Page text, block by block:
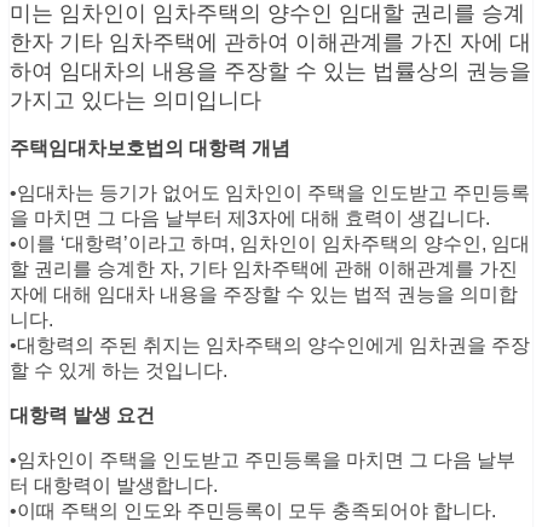
미는 임차인이 임차주택의 양수인 임대할 권리를 승계
한자 기타 임차주택에 관하여 이해관계를 가진 자에 대
하여 임대차의 내용을 주장할 수 있는 법률상의 권능을
가지고 있다는 의미입니다
주택임대차보호법의 대항력 개념
•임대차는 등기가 없어도 임차인이 주택을 인도받고 주민등록
을 마치면 그 다음 날부터 제3자에 대해 효력이 생깁니다.
•이를 ‘대항력’이라고 하며, 임차인이 임차주택의 양수인, 임대
할 권리를 승계한 자, 기타 임차주택에 관해 이해관계를 가진
자에 대해 임대차 내용을 주장할 수 있는 법적 권능을 의미합
니다.
•대항력의 주된 취지는 임차주택의 양수인에게 임차권을 주장
할 수 있게 하는 것입니다.
대항력 발생 요건
•임차인이 주택을 인도받고 주민등록을 마치면 그 다음 날부
터 대항력이 발생합니다.
•이때 주택의 인도와 주민등록이 모두 충족되어야 합니다.